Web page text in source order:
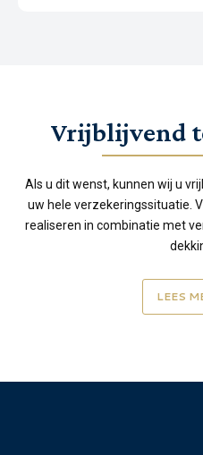
Vrijblijvend
Als u dit wenst, kunnen wij u
uw hele verzekeringssituatie.
realiseren in combinatie met
LEES